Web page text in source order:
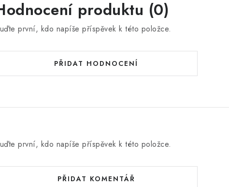
produktu (0)
první, kdo napíše příspěvek k této položce.
PŘIDAT HODNOCENÍ
první, kdo napíše příspěvek k této položce.
PŘIDAT KOMENTÁŘ